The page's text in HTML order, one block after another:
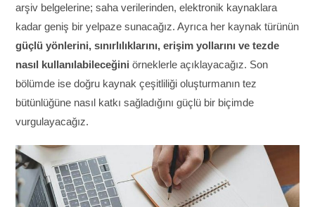
arşiv belgelerine; saha verilerinden, elektronik kaynaklara
kadar geniş bir yelpaze sunacağız. Ayrıca her kaynak türünün
güçlü yönlerini, sınırlılıklarını, erişim yollarını ve tezde
nasıl kullanılabileceğini örneklerle açıklayacağız. Son
bölümde ise doğru kaynak çeşitliliği oluşturmanın tez
bütünlüğüne nasıl katkı sağladığını güçlü bir biçimde
vurgulayacağız.